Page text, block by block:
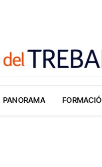
PANORAMA FORMACIÓ